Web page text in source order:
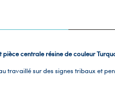
pièce centrale résine de couleur
travaillé sur des signes tribaux et